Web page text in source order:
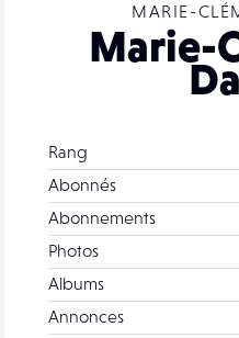
MARIE-
Marie-
Rang
Abonnés
Abonnements
Photos
Albums
Annonces